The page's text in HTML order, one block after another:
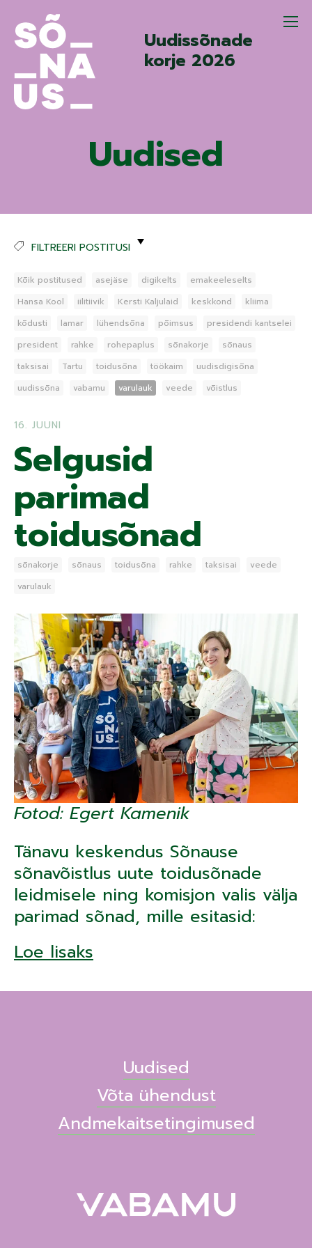
Uudissõnade
korje 2026
Uudised
FILTREERI POSTITUSI
Kõik postitused asejäse digikelts
emakeeleselts
Hansa Kool
iilitiivik Kersti Kaljulaid keskkond
kliima
kõdusti
lamar lühendsõna põimsus
presidendi kantselei
president
rahke rohepaplus sõnakorje
sõnaus
taksisai
Tartu toidusõna töökaim
uudisdigisõna
uudissõna
vabamu varulauk veede võistlus
16. JUUNI
Selgusid
parimad
toidusõnad
sõnakorje sõnaus toidusõna rahke taksisai
veede
varulauk
Fotod: Egert Kamenik
Tänavu keskendus Sõnause
sõnavõistlus uute toidusõnade
leidmisele ning komisjon valis välja
parimad sõnad, mille esitasid:
Loe lisaks
Uudised
Võta ühendust
Andmekaitsetingimused